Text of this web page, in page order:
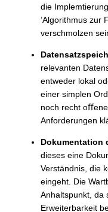
die
’Algorithmus zur
verschmolzen
relevanten
entweder lokal
einer simplen
noch recht
Anforderungen
Dokumentation
dieses eine
Verständnis, die
eingeht. Die
Anhaltspunkt, da
Erweiterbarkeit